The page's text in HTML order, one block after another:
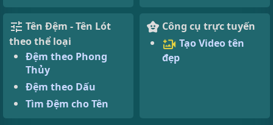
Tên Đệm - Tên Lót
theo thể loại
Đệm theo Phong
Thủy
Đệm theo Dấu
Tìm Đệm cho Tên
Công cụ trực tuyến
Tạo Video tên
đẹp